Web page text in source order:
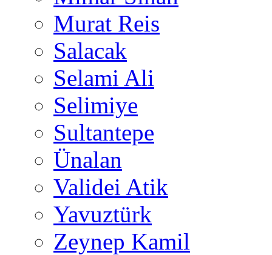
Murat Reis
Salacak
Selami Ali
Selimiye
Sultantepe
Ünalan
Validei Atik
Yavuztürk
Zeynep Kamil